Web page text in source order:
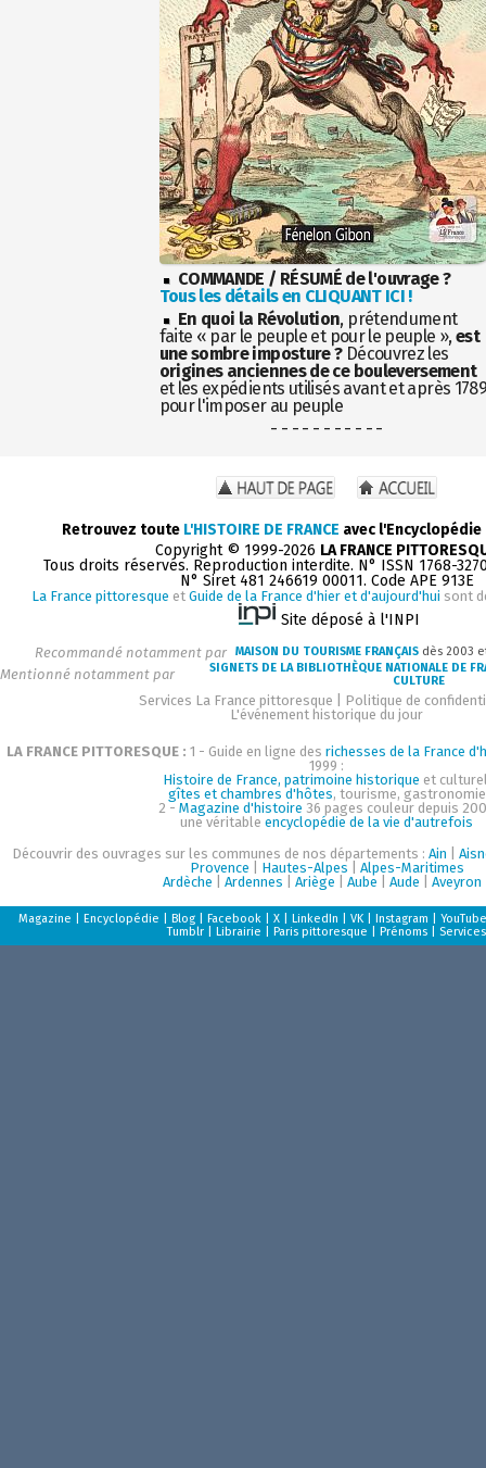
COMMANDE / RÉSUMÉ de l'ouvrage ?
Tous les détails en CLIQUANT ICI !
En quoi la Révolution, prétendument
faite « par le peuple et pour le peuple », est
une sombre imposture ?Découvrez les
origines anciennes de ce bouleversement
et les expédients utilisés avant et après
pour l'imposer au peuple
- - - - - - - - - - -
Retrouvez toute L'HISTOIRE DE FRANCE avec
Copyright © 1999-2026 LA FRANCE
Tous droits réservés. Reproduction interdite. N° ISSN 1768-
N° Siret 481 246619 00011. Code APE 913E
La France pittoresque et Guide de la France d'hier et d'aujourd'hui sont
Site déposé à l'INPI
Recommandé notamment par MAISON DU TOURISME FRANÇAIS dès 2003
Mentionné notamment par
SIGNETS DE LA BIBLIOTHÈQUE NATIONALE DE
CULTURE
Services La France pittoresque
Politique de
L'événement historique du jour
LA FRANCE PITTORESQUE : 1 - Guide en ligne des richesses de la France
1999 :
Histoire de France, patrimoine historique et
gîtes et chambres d'hôtes, tourisme, gastronomie
2 - Magazine d'histoire 36 pages couleur depuis
une véritable encyclopédie de la vie d'autrefois
Découvrir des ouvrages sur les communes de nos départements : Ain
Provence
Hautes-Alpes
Alpes-Maritimes
Ardèche
Ardennes Ariège Aube Aude Aveyron
Magazine Encyclopédie Blog Facebook X LinkedIn VK Instagram
YouTube
Tumblr
Librairie Paris pittoresque Prénoms Services